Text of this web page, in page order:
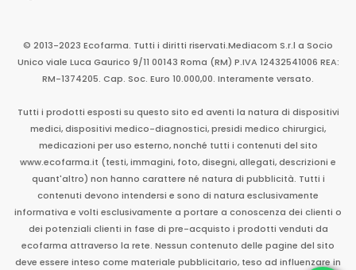
© 2013-2023 Ecofarma. Tutti i diritti riservati.Mediacom S.r.l a Socio
Unico viale Luca Gaurico 9/11 00143 Roma (RM) P.IVA 12432541006 REA:
RM-1374205. Cap. Soc. Euro 10.000,00. Interamente versato.
Tutti i prodotti esposti su questo sito ed aventi la natura di dispositivi
medici, dispositivi medico-diagnostici, presidi medico chirurgici,
medicazioni per uso esterno, nonché tutti i contenuti del sito
www.ecofarma.it (testi, immagini, foto, disegni, allegati, descrizioni e
quant'altro) non hanno carattere né natura di pubblicità. Tutti i
contenuti devono intendersi e sono di natura esclusivamente
informativa e volti esclusivamente a portare a conoscenza dei clienti o
dei potenziali clienti in fase di pre-acquisto i prodotti venduti da
ecofarma attraverso la rete. Nessun contenuto delle pagine del sito
deve essere inteso come materiale pubblicitario, teso ad influenzare in